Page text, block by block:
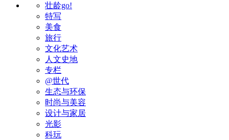
壮龄go!
特写
美食
旅行
文化艺术
人文史地
专栏
@世代
生态与环保
时尚与美容
设计与家居
光影
科玩